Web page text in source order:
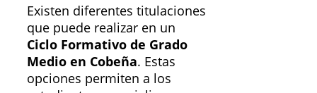
Existen diferentes titulaciones
que puede realizar en un
Ciclo Formativo de Grado
Medio en Cobeña. Estas
opciones permiten a los